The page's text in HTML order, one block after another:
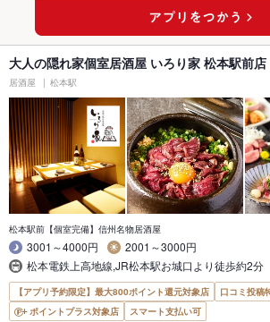
大人の隠れ家個室居酒屋 いろり家 松本駅前店
居酒屋 松本駅
松本駅前【個室完備】信州名物居酒屋
3001～4000円
2001～3000円
松本電鉄上高地線,JR松本駅お城口より徒歩約2分
【アプリ予約限定】最大800ポイント還元対象店
口コミ投稿
ポイントプラス対象店
スマート支払い可